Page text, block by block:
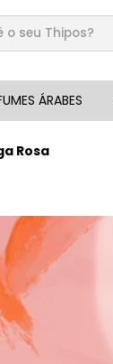
seu Thipos?
ÁRABES
Rosa